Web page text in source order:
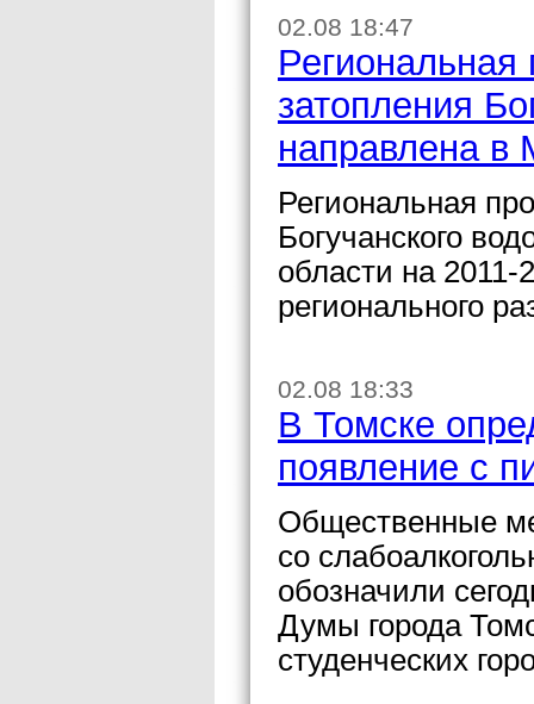
02.08 18:47
Региональная
затопления
направлена в
Региональная
Богучанского
области на 2011-
регионального
02.08 18:33
В Томске
появление с
Общественные
со
обозначили
Думы города
студенческих